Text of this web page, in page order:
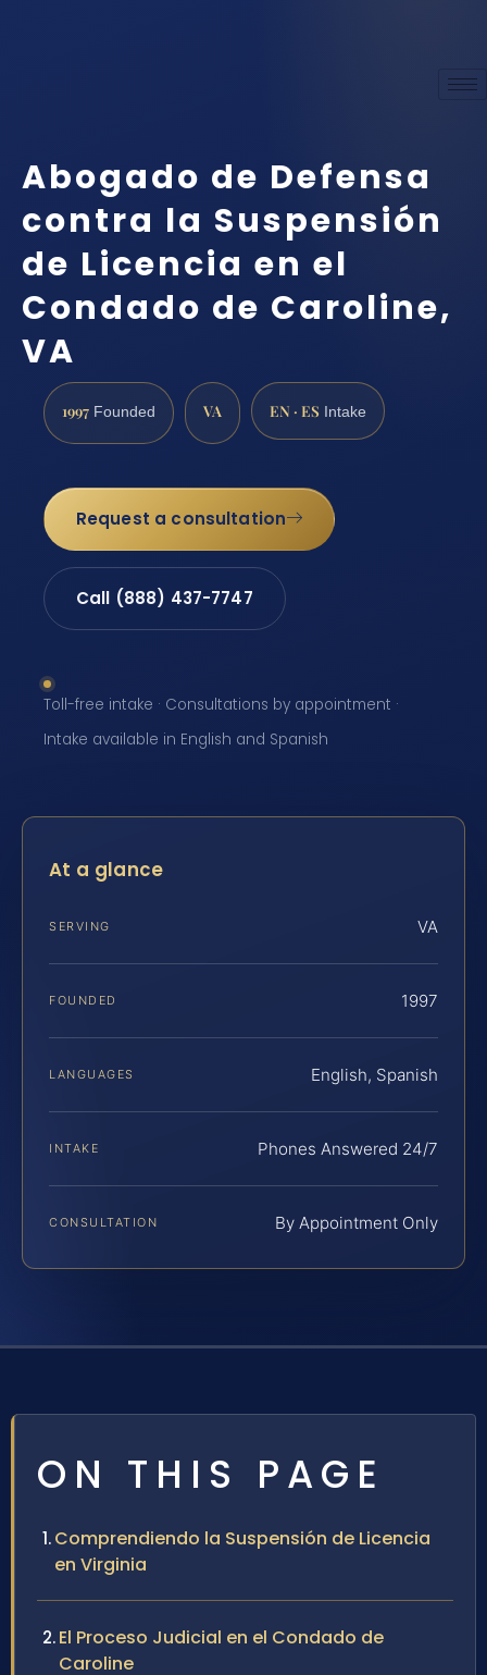
Abogado de Defensa
contra la Suspensión
de Licencia en el
Condado de Caroline,
VA
1997 Founded VA EN · ES Intake
Request a consultation
Call (888) 437-7747
Toll-free intake · Consultations by appointment ·
Intake available in English and Spanish
At a glance
SERVING VA
FOUNDED 1997
LANGUAGES English, Spanish
INTAKE Phones Answered 24/7
CONSULTATION By Appointment Only
ON THIS PAGE
Comprendiendo la Suspensión de Licencia
en Virginia
El Proceso Judicial en el Condado de
Caroline